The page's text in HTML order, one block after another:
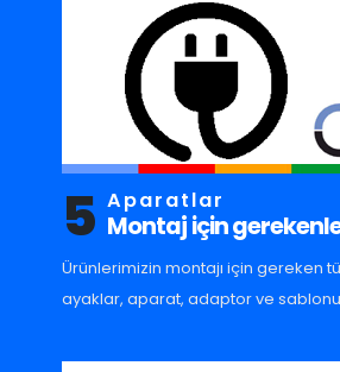
5 Aparatlar
Montaj için
Ürünlerimizin montajı için gereken
ayaklar, aparat, adaptor ve